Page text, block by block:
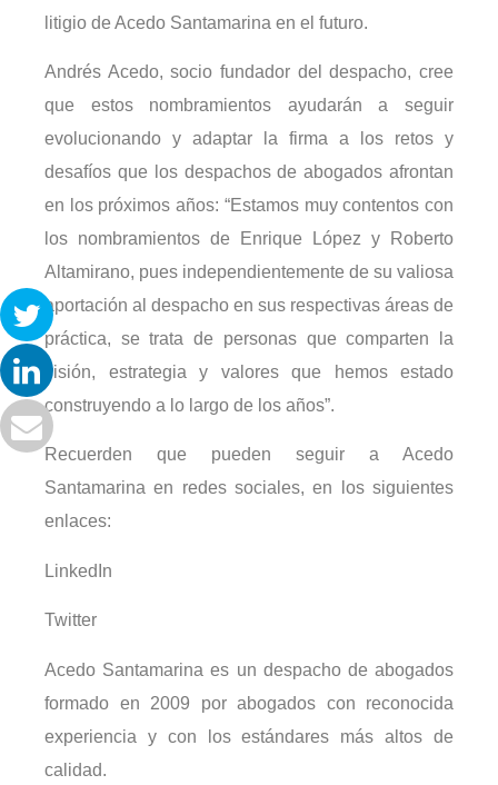
litigio de Acedo Santamarina en el futuro.
Andrés Acedo, socio fundador del despacho, cree
que estos nombramientos ayudarán a seguir
evolucionando y adaptar la firma a los retos y
desafíos que los despachos de abogados afrontan
en los próximos años: “Estamos muy contentos con
los nombramientos de Enrique López y Roberto
Altamirano, pues independientemente de su valiosa
aportación al despacho en sus respectivas áreas de
práctica, se trata de personas que comparten la
visión, estrategia y valores que hemos estado
construyendo a lo largo de los años”.
Recuerden que pueden seguir a Acedo
Santamarina en redes sociales, en los siguientes
enlaces:
LinkedIn
Twitter
Acedo Santamarina es un despacho de abogados
formado en 2009 por abogados con reconocida
experiencia y con los estándares más altos de
calidad.